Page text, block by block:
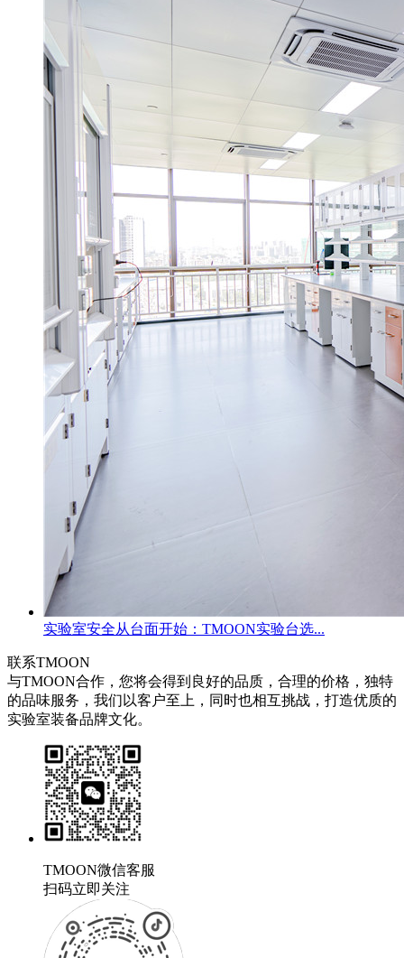
实验室安全从台面开始：TMOON实验台选...
联系TMOON
与TMOON合作，您将会得到良好的品质，合理的价格，独特
的品味服务，我们以客户至上，同时也相互挑战，打造优质的
实验室装备品牌文化。
TMOON微信客服
扫码立即关注